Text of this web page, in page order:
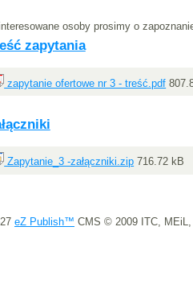
osoby prosimy o
zapytania
zapytanie ofertowe nr 3 - treść.pdf
Zapytanie_3 -załączniki.zip 716.72 kB
eZ Publish™ CMS © 2009 ITC, MEiL,